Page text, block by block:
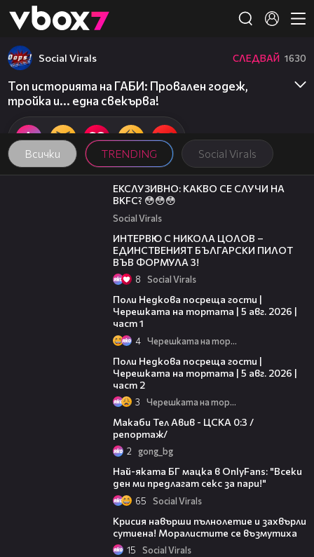
👾
Всички TRENDING Social Virals
Social Virals СЛЕДВАЙ 1630
Топ историята на ГАБИ: Провален годеж,
тройка и... една свекърва!
01:57
ЕКСЛУЗИВНО: КАКВО СЕ СЛУЧИ НА
BKFC? 😳😳😳
Social Virals
ИНТЕРВЮ С НИКОЛА ЦОЛОВ –
ЕДИНСТВЕНИЯТ БЪЛГАРСКИ ПИЛОТ
ВЪВ ФОРМУЛА 3!
8 Social Virals
Поли Недкова посреща гости |
Черешката на тортата | 5 авг. 2026 |
част 1
4 Черешката на тортата
Поли Недкова посреща гости |
Черешката на тортата | 5 авг. 2026 |
част 2
3 Черешката на тортата
Макаби Тел Авив - ЦСКА 0:3 /
репортаж/
2 gong_bg
Най-яката БГ мацка в OnlyFans: "Всеки
ден ми предлагат секс за пари!"
65 Social Virals
Крисия навърши пълнолетие и захвърли
сутиена! Моралистите се възмутиха
15 Social Virals